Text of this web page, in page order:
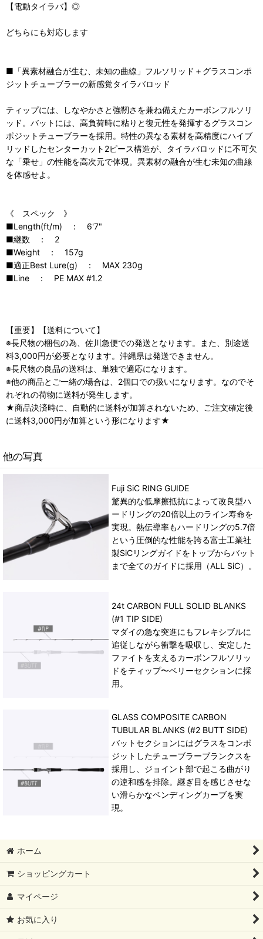
【電動タイラバ】◎
どちらにも対応します
■「異素材融合が生む、未知の曲線」フルソリッド＋グラスコンポ
ジットチューブラーの新感覚タイラバロッド
ティップには、しなやかさと強靭さを兼ね備えたカーボンフルソリ
ッド。バットには、高負荷時に粘りと復元性を発揮するグラスコン
ポジットチューブラーを採用。特性の異なる素材を高精度にハイブ
リッドしたセンターカット2ピース構造が、タイラバロッドに不可欠
な「乗せ」の性能を高次元で体現。異素材の融合が生む未知の曲線
を体感せよ。
《 スペック 》
■Length(ft/m) ： 6'7"
■継数 ： 2
■Weight ： 157g
■適正Best Lure(g) ： MAX 230g
■Line ： PE MAX #1.2
【重要】【送料について】
※長尺物の梱包の為、佐川急便での発送となります。また、別途送
料3,000円が必要となります。沖縄県は発送できません。
※長尺物の良品の送料は、単独で適応になります。
※他の商品とご一緒の場合は、2個口での扱いになります。なのでそ
れぞれの荷物に送料が発生します。
★商品決済時に、自動的に送料が加算されないため、ご注文確定後
に送料3,000円が加算という形になります★
他の写真
Fuji SiC RING GUIDE
驚異的な低摩擦抵抗によって改良型ハ
ードリングの20倍以上のライン寿命を
実現。熱伝導率もハードリングの5.7倍
という圧倒的な性能を誇る富士工業社
製SiCリングガイドをトップからバット
まで全てのガイドに採用（ALL SiC）。
24t CARBON FULL SOLID BLANKS
(#1 TIP SIDE)
マダイの急な突進にもフレキシブルに
追従しながら衝撃を吸収し、安定した
ファイトを支えるカーボンフルソリッ
ドをティップ〜ベリーセクションに採
用。
GLASS COMPOSITE CARBON
TUBULAR BLANKS (#2 BUTT SIDE)
バットセクションにはグラスをコンポ
ジットしたチューブラーブランクスを
採用し、ジョイント部で起こる曲がり
の違和感を排除。継ぎ目を感じさせな
い滑らかなベンディングカーブを実
現。
ホーム
ショッピングカート
マイページ
お気に入り